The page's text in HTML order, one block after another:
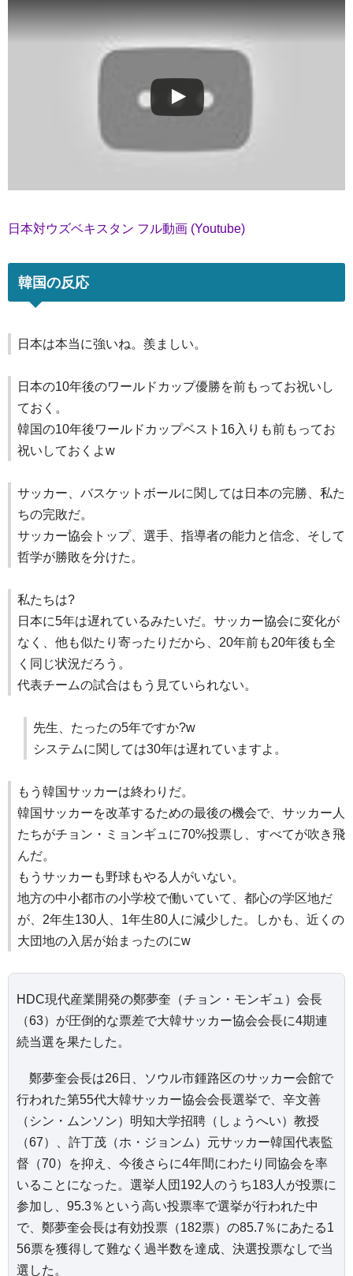
日本対ウズベキスタン フル動画 (Youtube)
韓国の反応
日本は本当に強いね。羨ましい。
日本の10年後のワールドカップ優勝を前もってお祝いし
ておく。
韓国の10年後ワールドカップベスト16入りも前もってお
祝いしておくよw
サッカー、バスケットボールに関しては日本の完勝、私た
ちの完敗だ。
サッカー協会トップ、選手、指導者の能力と信念、そして
哲学が勝敗を分けた。
私たちは?
日本に5年は遅れているみたいだ。サッカー協会に変化が
なく、他も似たり寄ったりだから、20年前も20年後も全
く同じ状況だろう。
代表チームの試合はもう見ていられない。
先生、たったの5年ですか?w
システムに関しては30年は遅れていますよ。
もう韓国サッカーは終わりだ。
韓国サッカーを改革するための最後の機会で、サッカー人
たちがチョン・ミョンギュに70%投票し、すべてが吹き飛
んだ。
もうサッカーも野球もやる人がいない。
地方の中小都市の小学校で働いていて、都心の学区地だ
が、2年生130人、1年生80人に減少した。しかも、近くの
大団地の入居が始まったのにw
HDC現代産業開発の鄭夢奎（チョン・モンギュ）会長
（63）が圧倒的な票差で大韓サッカー協会会長に4期連
続当選を果たした。
鄭夢奎会長は26日、ソウル市鍾路区のサッカー会館で
行われた第55代大韓サッカー協会会長選挙で、辛文善
（シン・ムンソン）明知大学招聘（しょうへい）教授
（67）、許丁茂（ホ・ジョンム）元サッカー韓国代表監
督（70）を抑え、今後さらに4年間にわたり同協会を率
いることになった。選挙人団192人のうち183人が投票に
参加し、95.3％という高い投票率で選挙が行われた中
で、鄭夢奎会長は有効投票（182票）の85.7％にあたる1
56票を獲得して難なく過半数を達成、決選投票なしで当
選した。